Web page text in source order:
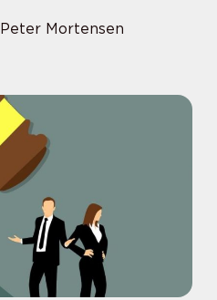
Peter Mortensen